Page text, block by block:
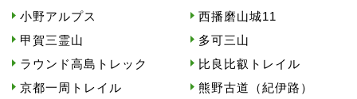
小野アルプス
西播磨山城11
甲賀三霊山
多可三山
ラウンド高島トレック
比良比叡トレイル
京都一周トレイル
熊野古道（紀伊路）